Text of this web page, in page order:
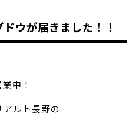
8533
いてはこちら
ブログ
セス
ウが届きました！！
中！
ルト長野の